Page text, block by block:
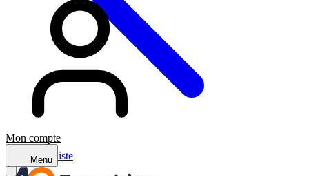
Mon compte
Menu
Retour à la liste